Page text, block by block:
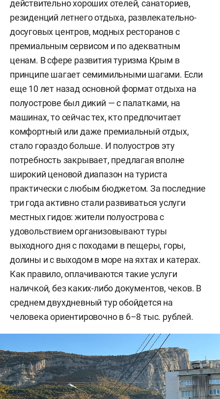
действительно хороших отелей, санаториев,
резиденций летнего отдыха, развлекательно-
досуговых центров, модных ресторанов с
премиальным сервисом и по адекватным
ценам. В сфере развития туризма Крым в
принципе шагает семимильными шагами. Если
еще 10 лет назад основной формат отдыха на
полуострове был дикий — с палатками, на
машинах, то сейчас тех, кто предпочитает
комфортный или даже премиальный отдых,
стало гораздо больше. И полуостров эту
потребность закрывает, предлагая вполне
широкий ценовой диапазон на туриста
практически с любым бюджетом. За последние
три года активно стали развиваться услуги
местных гидов: жители полуострова с
удовольствием организовывают туры
выходного дня с походами в пещеры, горы,
долины и с выходом в море на яхтах и катерах.
Как правило, оплачиваются такие услуги
наличкой, без каких-либо документов, чеков. В
среднем двухдневный тур обойдется на
человека ориентировочно в 6–8 тыс. рублей.